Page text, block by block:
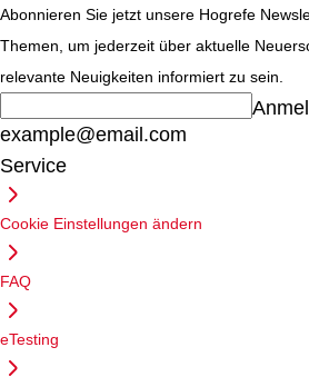
Verhalten
Kindern
(TRF/6-
Abonnieren Sie jetzt unsere Hogrefe
Themen, um jederzeit über aktuelle
relevante Neuigkeiten informiert zu sein.
example@email.com
Service
Cookie Einstellungen ändern
FAQ
eTesting